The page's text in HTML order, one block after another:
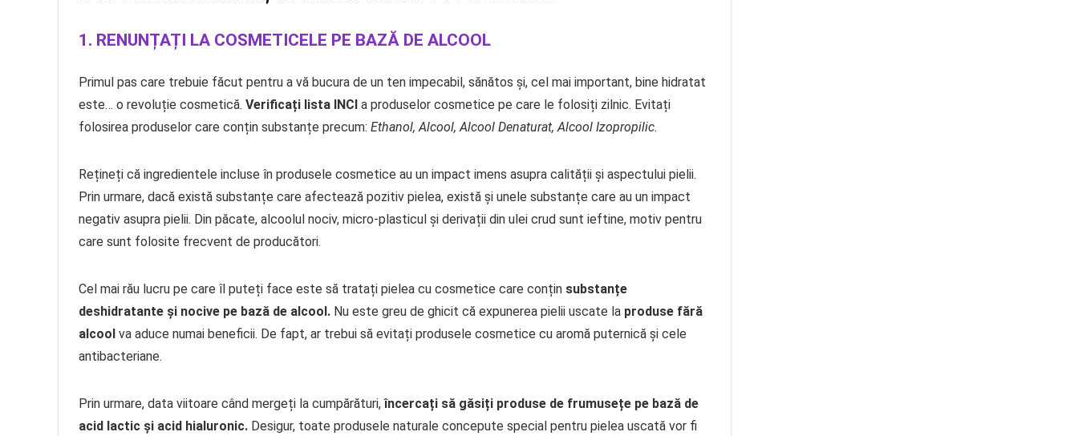
1. RENUNȚAȚI LA COSMETICELE PE BAZĂ DE ALCOOL
Primul pas care trebuie făcut pentru a vă bucura de un ten impecabil, sănătos și, cel mai important, bine hidratat
este… o revoluție cosmetică. Verificați lista INCI a produselor cosmetice pe care le folosiți zilnic. Evitați
folosirea produselor care conțin substanțe precum: Ethanol, Alcool, Alcool Denaturat, Alcool Izopropilic.
Rețineți că ingredientele incluse în produsele cosmetice au un impact imens asupra calității și aspectului pielii.
Prin urmare, dacă există substanțe care afectează pozitiv pielea, există și unele substanțe care au un impact
negativ asupra pielii. Din păcate, alcoolul nociv, micro-plasticul și derivații din ulei crud sunt ieftine, motiv pentru
care sunt folosite frecvent de producători.
Cel mai rău lucru pe care îl puteți face este să tratați pielea cu cosmetice care conțin substanțe
deshidratante și nocive pe bază de alcool. Nu este greu de ghicit că expunerea pielii uscate la produse fără
alcool va aduce numai beneficii. De fapt, ar trebui să evitați produsele cosmetice cu aromă puternică și cele
antibacteriane.
Prin urmare, data viitoare când mergeți la cumpărături,încercați să găsiți produse de frumusețe pe bază de
acid lactic și acid hialuronic. Desigur, toate produsele naturale concepute special pentru pielea uscată vor fi